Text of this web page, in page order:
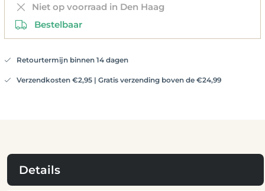
Niet op voorraad in Den Haag
Bestelbaar
Retourtermijn binnen 14 dagen
Verzendkosten €2,95 | Gratis verzending boven de €24,99
Details